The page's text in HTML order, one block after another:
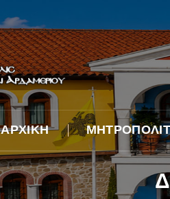
ΑΡΧΙΚΗ
Βιογραφικό
Λόγος κατά τήν
Ἐπίσκοπον